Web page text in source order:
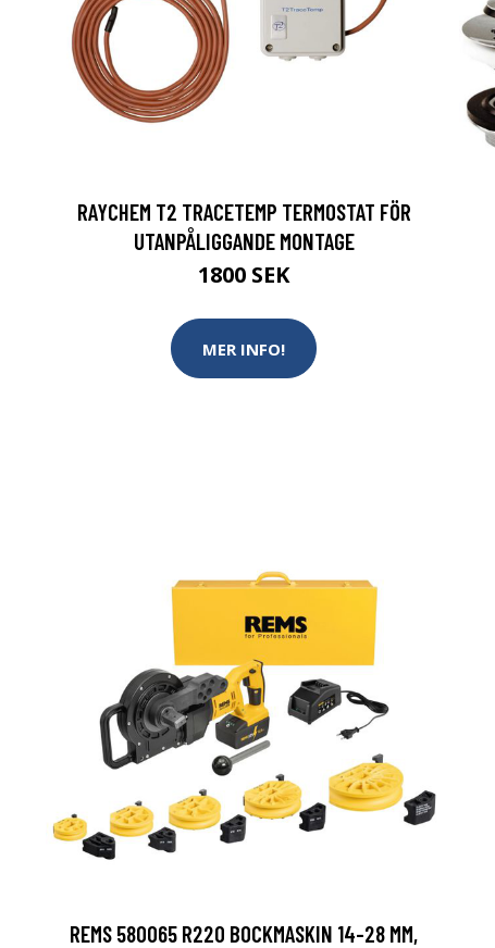
RAYCHEM T2 TRACETEMP TERMOSTAT FÖR
UTANPÅLIGGANDE MONTAGE
1800 SEK
MER INFO!
REMS 580065 R220 BOCKMASKIN 14-28 MM,